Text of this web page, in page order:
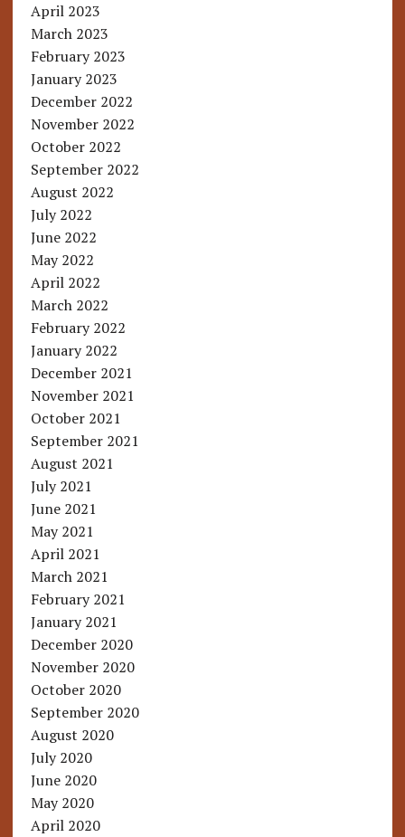
April 2023
March 2023
February 2023
January 2023
December 2022
November 2022
October 2022
September 2022
August 2022
July 2022
June 2022
May 2022
April 2022
March 2022
February 2022
January 2022
December 2021
November 2021
October 2021
September 2021
August 2021
July 2021
June 2021
May 2021
April 2021
March 2021
February 2021
January 2021
December 2020
November 2020
October 2020
September 2020
August 2020
July 2020
June 2020
May 2020
April 2020